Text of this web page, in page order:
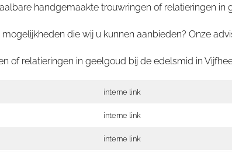
handgemaakte trouwringen of relatieringen
die wij u kunnen aanbieden? Onze
of relatieringen in geelgoud bij de edelsmid in
interne link
interne link
interne link